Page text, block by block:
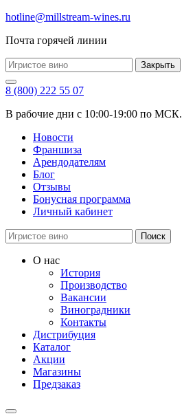
hotline@millstream-wines.ru
Почта горячей линии
Закрыть
8 (800) 222 55 07
В рабочие дни с 10:00-19:00 по МСК.
Новости
Франшиза
Арендодателям
Блог
Отзывы
Бонусная программа
Личный кабинет
Поиск
О нас
История
Производство
Вакансии
Виноградники
Контакты
Дистрибуция
Каталог
Акции
Магазины
Предзаказ